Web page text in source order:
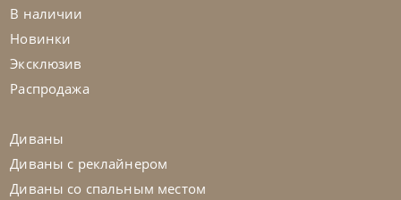
Стул Shape
В наличии
Новинки
Эксклюзив
Распродажа
Диваны
Диваны с реклайнером
Диваны со спальным местом